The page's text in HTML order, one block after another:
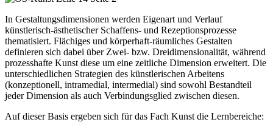
In Gestaltungsdimensionen werden Eigenart und Verlauf
künstlerisch-ästhetischer Schaffens- und Rezeptionsprozesse
thematisiert. Flächiges und körperhaft-räumliches Gestalten
definieren sich dabei über Zwei- bzw. Dreidimensionalität, während
prozesshafte Kunst diese um eine zeitliche Dimension erweitert. Die
unterschiedlichen Strategien des künstlerischen Arbeitens
(konzeptionell, intramedial, intermedial) sind sowohl Bestandteil
jeder Dimension als auch Verbindungsglied zwischen diesen.
Auf dieser Basis ergeben sich für das Fach Kunst die Lernbereiche: